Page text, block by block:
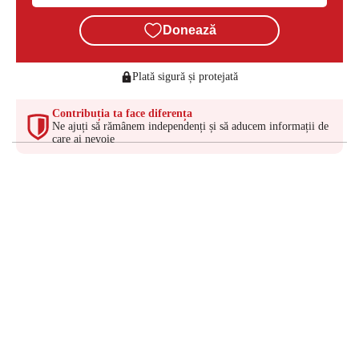
Donează
Plată sigură și protejată
Contribuția ta face diferența
Ne ajuți să rămânem independenți și să aducem informații de
care ai nevoie